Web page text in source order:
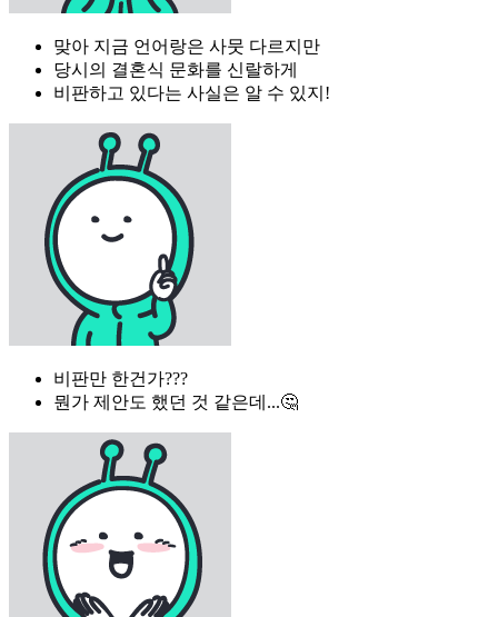
맞아 지금 언어랑은 사뭇 다르지만
당시의 결혼식 문화를 신랄하게
비판하고 있다는 사실은 알 수 있지!
비판만 한건가???
뭔가 제안도 했던 것 같은데...🤔